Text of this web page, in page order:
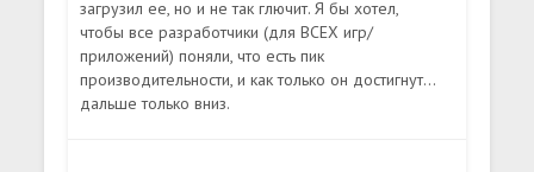
загрузил ее, но и не так глючит. Я бы хотел,
чтобы все разработчики (для ВСЕХ игр/
приложений) поняли, что есть пик
производительности, и как только он достигнут...
дальше только вниз.